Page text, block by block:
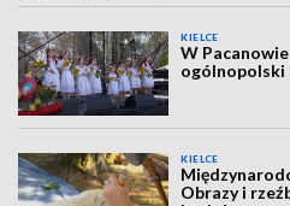
KIELCE
W
ogólnopolski
KIELCE
Obrazy i